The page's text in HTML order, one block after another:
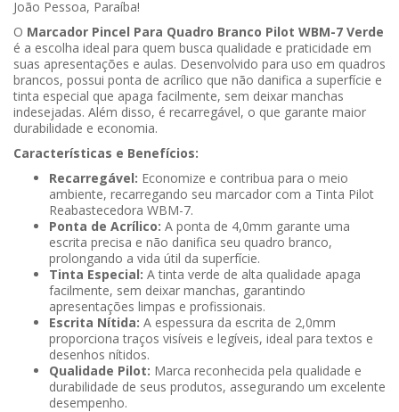
João Pessoa, Paraíba!
O Marcador Pincel Para Quadro Branco Pilot WBM-7 Verde
é a escolha ideal para quem busca qualidade e praticidade em
suas apresentações e aulas. Desenvolvido para uso em quadros
brancos, possui ponta de acrílico que não danifica a superfície e
tinta especial que apaga facilmente, sem deixar manchas
indesejadas. Além disso, é recarregável, o que garante maior
durabilidade e economia.
Características e Benefícios:
Recarregável: Economize e contribua para o meio
ambiente, recarregando seu marcador com a Tinta Pilot
Reabastecedora WBM-7.
Ponta de Acrílico: A ponta de 4,0mm garante uma
escrita precisa e não danifica seu quadro branco,
prolongando a vida útil da superfície.
Tinta Especial: A tinta verde de alta qualidade apaga
facilmente, sem deixar manchas, garantindo
apresentações limpas e profissionais.
Escrita Nítida: A espessura da escrita de 2,0mm
proporciona traços visíveis e legíveis, ideal para textos e
desenhos nítidos.
Qualidade Pilot: Marca reconhecida pela qualidade e
durabilidade de seus produtos, assegurando um excelente
desempenho.